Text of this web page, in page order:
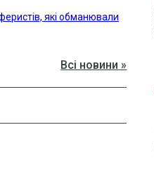
які обманювали
Всі новини »